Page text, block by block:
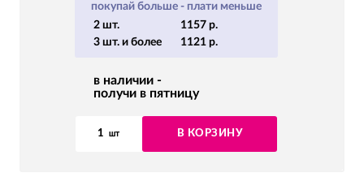
покупай больше - плати меньше
2 шт.
1157 р.
3 шт. и более
1121 р.
в наличии -
получи в пятницу
1 шт В КОРЗИНУ